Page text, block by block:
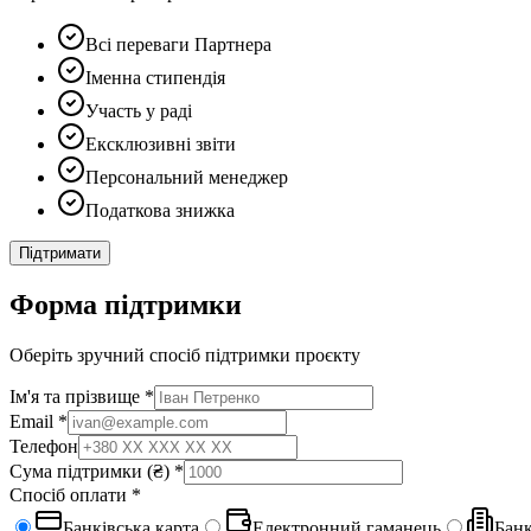
Всі переваги Партнера
Іменна стипендія
Участь у раді
Ексклюзивні звіти
Персональний менеджер
Податкова знижка
Підтримати
Форма підтримки
Оберіть зручний спосіб підтримки проєкту
Ім'я та прізвище *
Email *
Телефон
Сума підтримки (₴) *
Спосіб оплати *